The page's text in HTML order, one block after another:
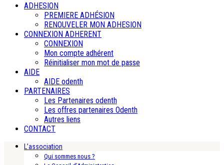
ADHESION
PREMIERE ADHÉSION
RENOUVELER MON ADHESION
CONNEXION ADHERENT
CONNEXION
Mon compte adhérent
Réinitialiser mon mot de passe
AIDE
AIDE odenth
PARTENAIRES
Les Partenaires odenth
Les offres partenaires Odenth
Autres liens
CONTACT
L’association
Qui sommes nous ?